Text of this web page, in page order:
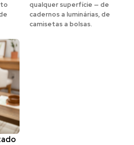
qualquer superfície — de
cadernos a luminárias, de
camisetas a bolsas.